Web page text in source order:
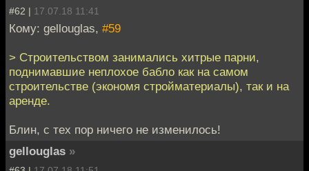
#62 | 17.07.18 11:41
Кому: gellouglas, #59
> Строительством занимались хитрые парни,
поднимавшие неплохое бабло как на самом
строительстве (экономя стройматериалы), так и на
аренде.
Блин, с тех пор ничего не изменилось!
gellouglas »